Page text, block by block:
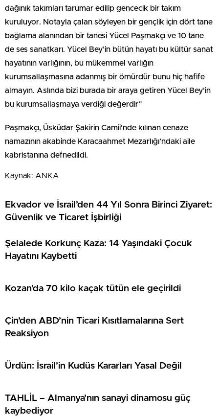
dağınık takımları tarumar edilip gencecik bir takım
kuruluyor. Notayla çalan söyleyen bir gençlik için dört tane
bağlama alanından bir tanesi Yücel Paşmakçı ve 10 tane
de ses sanatkarı. Yücel Bey’in bütün hayatı bu kültür sanat
hayatının varlığının, bu mükemmel varlığın
kurumsallaşmasına adanmış bir ömürdür bunu hiç hafife
almayın. Aslında bizi burada bir araya getiren Yücel Bey’in
bu kurumsallaşmaya verdiği değerdir”
Paşmakçı, Üsküdar Şakirin Camii’nde kılınan cenaze
namazının akabinde Karacaahmet Mezarlığı’ndaki aile
kabristanına defnedildi.
Kaynak: ANKA
Ekvador ve İsrail’den 44 Yıl Sonra Birinci Ziyaret:
Güvenlik ve Ticaret İşbirliği
Şelalede Korkunç Kaza: 14 Yaşındaki Çocuk
Hayatını Kaybetti
Kozan’da 70 kilo kaçak tütün ele geçirildi
Çin’den ABD’nin Ticari Kısıtlamalarına Sert
Reaksiyon
Ürdün: İsrail’in Kudüs Kararları Yasal Değil
TAHLİL – Almanya’nın sanayi dinamosu güç
kaybediyor